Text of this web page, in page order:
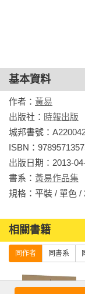
基本資料
作者： 黃易
出版社： 時報出版
城邦書號：
ISBN：
出版日期：2013-
書系： 黃易作品集
規格：平裝 / 單
相關書籍
同作者 同書系